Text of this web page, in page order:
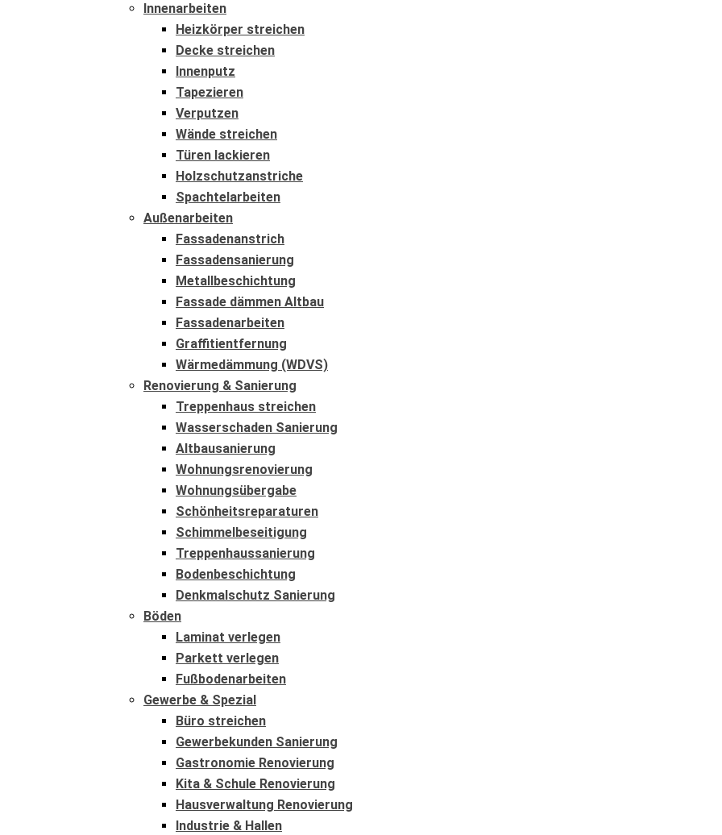
Innenarbeiten
Heizkörper streichen
Decke streichen
Innenputz
Tapezieren
Verputzen
Wände streichen
Türen lackieren
Holzschutzanstriche
Spachtelarbeiten
Außenarbeiten
Fassadenanstrich
Fassadensanierung
Metallbeschichtung
Fassade dämmen Altbau
Fassadenarbeiten
Graffitientfernung
Wärmedämmung (WDVS)
Renovierung & Sanierung
Treppenhaus streichen
Wasserschaden Sanierung
Altbausanierung
Wohnungsrenovierung
Wohnungsübergabe
Schönheitsreparaturen
Schimmelbeseitigung
Treppenhaussanierung
Bodenbeschichtung
Denkmalschutz Sanierung
Böden
Laminat verlegen
Parkett verlegen
Fußbodenarbeiten
Gewerbe & Spezial
Büro streichen
Gewerbekunden Sanierung
Gastronomie Renovierung
Kita & Schule Renovierung
Hausverwaltung Renovierung
Industrie & Hallen